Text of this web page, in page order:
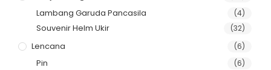
Lambang Garuda Pancasila (4)
Souvenir Helm Ukir (32)
Lencana (6)
Pin (6)